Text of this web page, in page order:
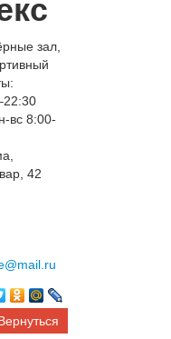
зал,
вс 8:00-
42